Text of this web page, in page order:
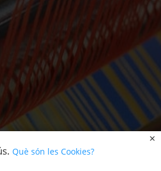
Què són les Cookies?